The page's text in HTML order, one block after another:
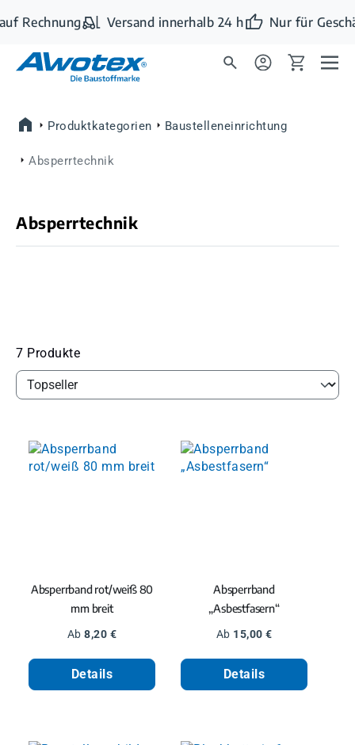
Zum Hauptinhalt springen
Rechnung Versand innerhalb 24 h Nur für
Produktkategorien Baustelleneinrichtung
Absperrtechnik
Absperrtechnik
7 Produkte
Absperrband rot/weiß 80
mm breit
Regulärer Preis:
Ab8,20 €
Details
Absperrband
„Asbestfasern“
Regulärer Preis:
Ab 15,00 €
Details